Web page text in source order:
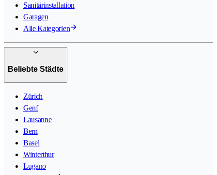
Sanitärinstallation
Garagen
Alle Kategorien
Beliebte Städte
Zürich
Genf
Lausanne
Bern
Basel
Winterthur
Lugano